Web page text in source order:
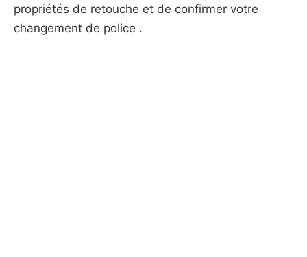
propriétés de retouche et de confirmer votre
changement de police .